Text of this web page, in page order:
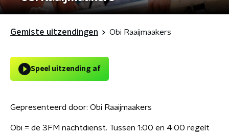
Gemiste uitzendingen Obi Raaijmaakers
Speel uitzending af
Gepresenteerd door: Obi Raaijmaakers
Obi = de 3FM nachtdienst. Tussen 1:00 en 4:00 regelt